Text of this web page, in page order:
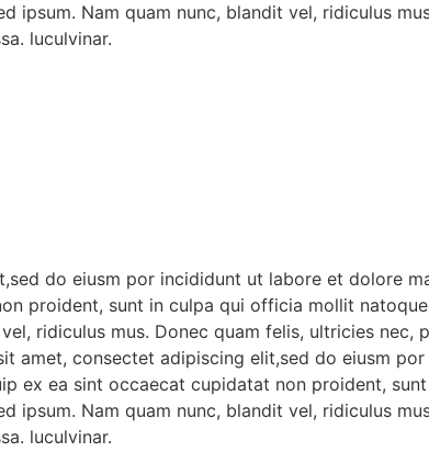
ipsum. Nam quam nunc, blandit vel, ridiculus
luculvinar.
do eiusm por incididunt ut labore et dolore
proident, sunt in culpa qui officia mollit
ridiculus mus. Donec quam felis, ultricies
amet, consectet adipiscing elit,sed do eiusm
ex ea sint occaecat cupidatat non proident,
ipsum. Nam quam nunc, blandit vel, ridiculus
luculvinar.